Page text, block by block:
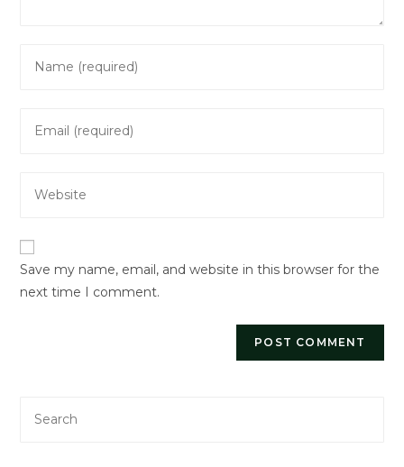
your
comment
your
address
your
URL
(optional)
Save my name, email, and website in this browser for the
next time I comment.